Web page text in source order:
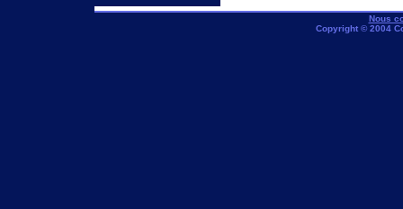
Nous
Copyright © 2004